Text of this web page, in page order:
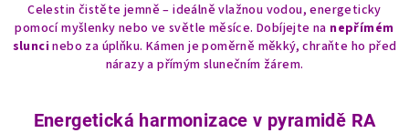
Celestin čistěte jemně – ideálně vlažnou vodou, energeticky
pomocí myšlenky nebo ve světle měsíce. Dobíjejte na nepřímém
sluncinebo za úplňku. Kámen je poměrně měkký, chraňte ho před
nárazy a přímým slunečním žárem.
Energetická harmonizace v pyramidě RA